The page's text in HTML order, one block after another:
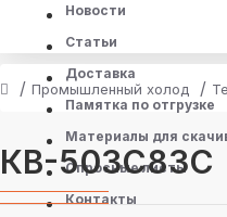
Новости
Статьи
Доставка
Памятка по отгрузке
Материалы для
Опросные листы
Контакты
Промышленный холод
КВ-503C83C